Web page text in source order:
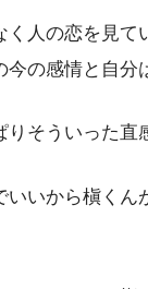
く人の恋を見て
今の感情と自分
りそういった直
いいから槇く